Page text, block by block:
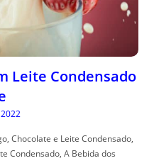
Leite Condensado
Chocolate e Leite Condensado,
Condensado, A Bebida dos